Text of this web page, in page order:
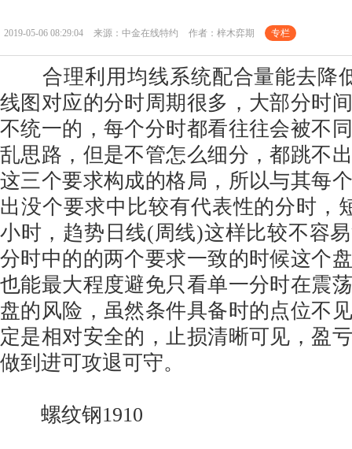
2019-05-06 08:29:04 来源：中金在线特约 作者：梓木弈期 专栏
合理利用均线系统配合量能去降
线图对应的分时周期很多，大部分时
不统一的，每个分时都看往往会被不
乱思路，但是不管怎么细分，都跳不
这三个要求构成的格局，所以与其每
出没个要求中比较有代表性的分时，
小时，趋势日线(周线)这样比较不容
分时中的的两个要求一致的时候这个
也能最大程度避免只看单一分时在震
盘的风险，虽然条件具备时的点位不
定是相对安全的，止损清晰可见，盈
做到进可攻退可守。
螺纹钢1910